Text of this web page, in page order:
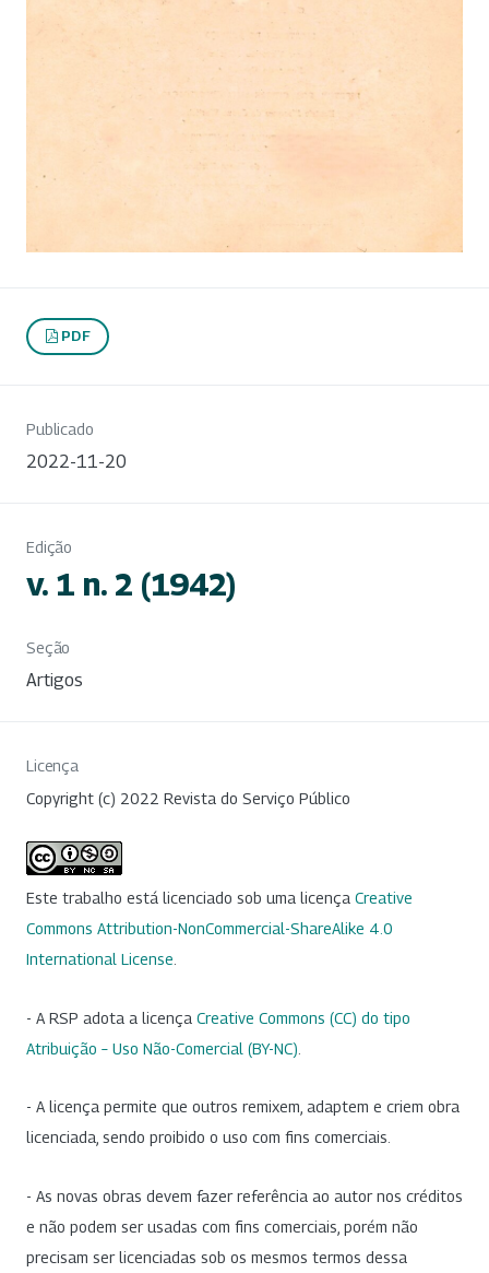
PDF
Publicado
2022-11-20
Edição
v. 1 n. 2 (1942)
Seção
Artigos
Licença
Copyright (c) 2022 Revista do Serviço Público
Este trabalho está licenciado sob uma licença Creative
Commons Attribution-NonCommercial-ShareAlike 4.0
International License
- A RSP adota a licença Creative Commons (CC) do tipo
Atribuição – Uso Não-Comercial (BY-NC)
- A licença permite que outros remixem, adaptem e criem obra
licenciada, sendo proibido o uso com fins comerciais.
- As novas obras devem fazer referência ao autor nos créditos
e não podem ser usadas com fins comerciais, porém não
precisam ser licenciadas sob os mesmos termos dessa